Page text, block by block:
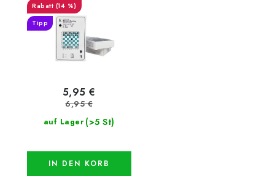
(14 %)
Tipp
auf Lager (>5 St)
5,95 €
6,95 €
IN DEN KORB